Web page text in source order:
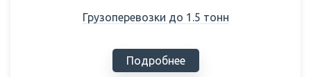
Грузоперевозки до 1.5 тонн
Подробнее